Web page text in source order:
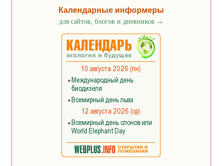
Календарные информеры
для сайтов, блогов и дневников →